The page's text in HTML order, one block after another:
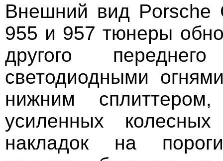
Внешний вид Porsche
955 и 957 тюнеры
другого
светодиодными
нижним
усиленных
накладок на